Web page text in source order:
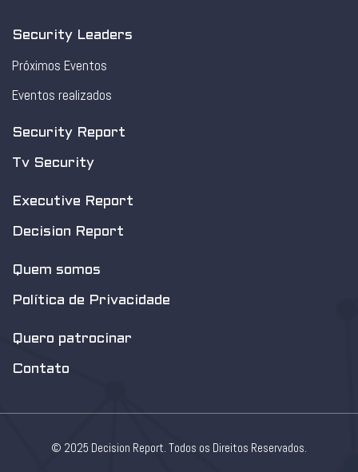
Security Leaders
Próximos Eventos
Eventos realizados
Security Report
Tv Security
Executive Report
Decision Report
Quem somos
Política de Privacidade
Quero patrocinar
Contato
© 2025 Decision Report. Todos os Direitos Reservados.